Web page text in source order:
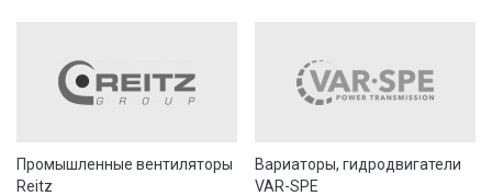
Промышленные вентиляторы
Reitz
Вариаторы, гидродвигатели
VAR-SPE